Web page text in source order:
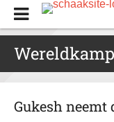
Gukesh